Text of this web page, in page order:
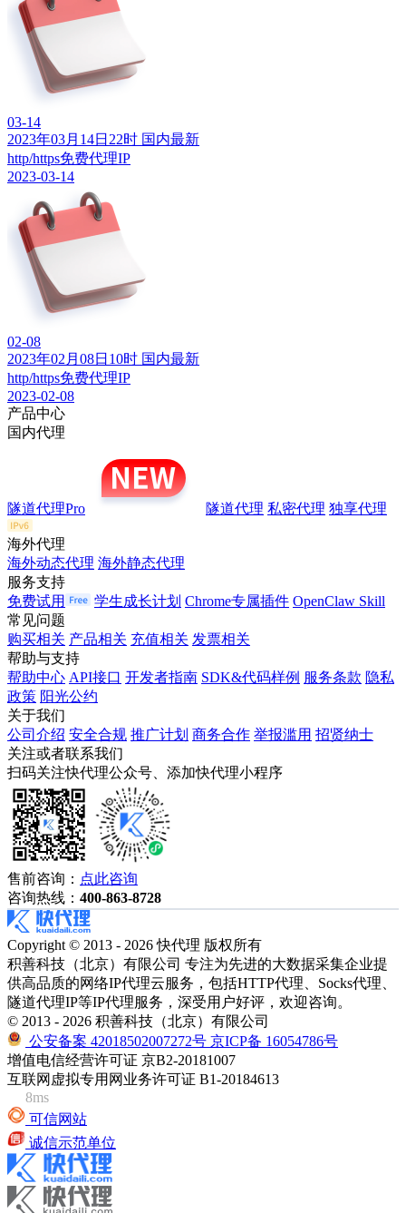
03-14
2023年03月14日22时 国内最新
http/https免费代理IP
2023-03-14
02-08
2023年02月08日10时 国内最新
http/https免费代理IP
2023-02-08
产品中心
国内代理
隧道代理Pro 隧道代理 私密代理 独享代理
海外代理
海外动态代理 海外静态代理
服务支持
免费试用
学生成长计划 Chrome专属插件 OpenClaw Skill
常见问题
购买相关 产品相关 充值相关 发票相关
帮助与支持
帮助中心 API接口 开发者指南 SDK&代码样例 服务条款 隐私
政策 阳光公约
关于我们
公司介绍 安全合规 推广计划 商务合作 举报滥用 招贤纳士
关注或者联系我们
扫码关注快代理公众号、添加快代理小程序
售前咨询： 点此咨询
咨询热线： 400-863-8728
Copyright © 2013 - 2026 快代理 版权所有
积善科技（北京）有限公司 专注为先进的大数据采集企业提
供高品质的网络IP代理云服务，包括HTTP代理、Socks代理、
隧道代理IP等IP代理服务，深受用户好评，欢迎咨询。
© 2013 - 2026 积善科技（北京）有限公司
公安备案 42018502007272号 京ICP备 16054786号
增值电信经营许可证 京B2-20181007
互联网虚拟专用网业务许可证 B1-20184613
8ms
可信网站
诚信示范单位